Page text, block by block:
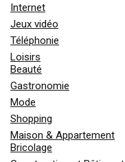
Internet
Jeux vidéo
Téléphonie
Loisirs
Beauté
Gastronomie
Mode
Shopping
Maison & Appartement
Bricolage